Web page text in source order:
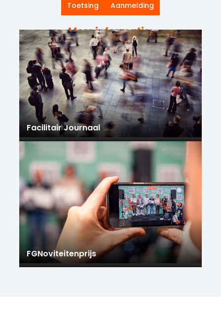
Toetsing Aanmelding
Meer informatie:
Facilitair Journaal
FGNoviteitenprijs